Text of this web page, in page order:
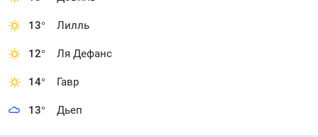
13° Лилль
12° Ля Дефанс
14° Гавр
13° Дьеп